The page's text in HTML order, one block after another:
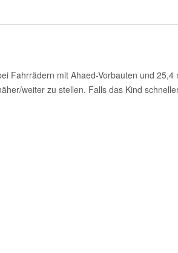
Fahrrädern mit Ahaed-Vorbauten und
weiter zu stellen. Falls das Kind